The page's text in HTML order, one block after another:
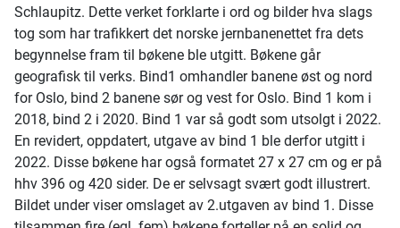
Schlaupitz. Dette verket forklarte i ord og bilder hva slags
tog som har trafikkert det norske jernbanenettet fra dets
begynnelse fram til bøkene ble utgitt. Bøkene går
geografisk til verks. Bind1 omhandler banene øst og nord
for Oslo, bind 2 banene sør og vest for Oslo. Bind 1 kom i
2018, bind 2 i 2020. Bind 1 var så godt som utsolgt i 2022.
En revidert, oppdatert, utgave av bind 1 ble derfor utgitt i
2022. Disse bøkene har også formatet 27 x 27 cm og er på
hhv 396 og 420 sider. De er selvsagt svært godt illustrert.
Bildet under viser omslaget av 2.utgaven av bind 1. Disse